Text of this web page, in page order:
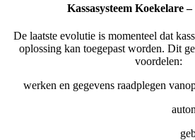
Kassasysteem Koekelare
De laatste evolutie is momenteel dat
oplossing kan toegepast worden. Dit
voordelen:
werken en gegevens raadplegen